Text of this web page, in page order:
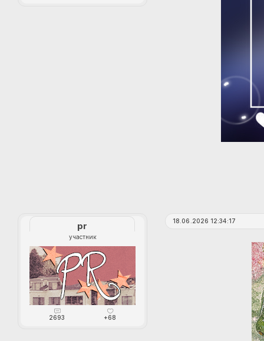
18.06.2026 12:34:17
pr
участник
2693 +68